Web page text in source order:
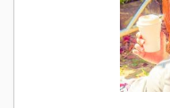
ので、このコンパクト
なと思った所と、お値
がリーズナブルなファ
デーションだったので
試ししやすいと思った
です。 パッケージに